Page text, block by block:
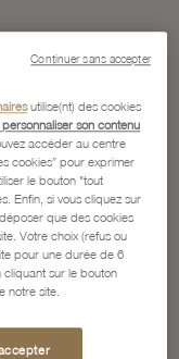
utilise(nt) des cookies
son contenu
accéder au centre
cookies” pour exprimer
le bouton "tout
Enfin, si vous cliquez sur
que des cookies
Votre choix (refus ou
pour une durée de 6
cliquant sur le bouton
notre site.
Continuer sans accepter